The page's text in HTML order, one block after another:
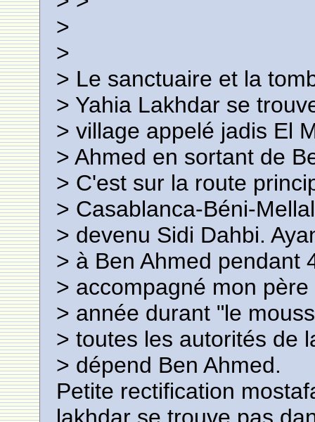
>
>
> Le sanctuaire et la
> Yahia Lakhdar se
> village appelé jadis El
> Ahmed en sortant de
> C'est sur la route
> Casablanca-Béni-
> devenu Sidi Dahbi.
> à Ben Ahmed pendant
> accompagné mon
> année durant "le
> toutes les autorités de
> dépend Ben Ahmed.
Petite rectification